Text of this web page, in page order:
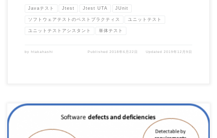
Javaテスト Jtest Jtest UTA JUnit
ソフトウェアテストのベストプラクティス ユニットテスト
ユニットテストアシスタント 単体テスト
by htakahashi Published 2018年6月22日 Updated 2019年12月9日